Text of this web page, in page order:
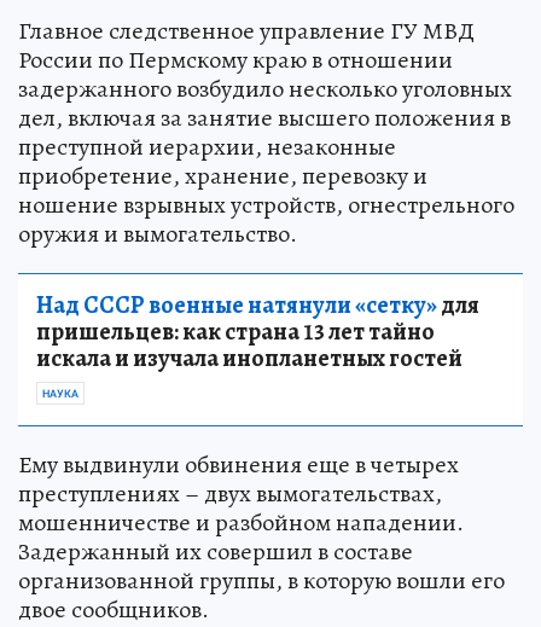
Главное следственное управление ГУ МВД
России по Пермскому краю в отношении
задержанного возбудило несколько уголовных
дел, включая за занятие высшего положения в
преступной иерархии, незаконные
приобретение, хранение, перевозку и
ношение взрывных устройств, огнестрельного
оружия и вымогательство.
Над СССР военные натянули «сетку»для
пришельцев: как страна 13 лет тайно
искала и изучала инопланетных гостей
НАУКА
Ему выдвинули обвинения еще в четырех
преступлениях – двух вымогательствах,
мошенничестве и разбойном нападении.
Задержанный их совершил в составе
организованной группы, в которую вошли его
двое сообщников.